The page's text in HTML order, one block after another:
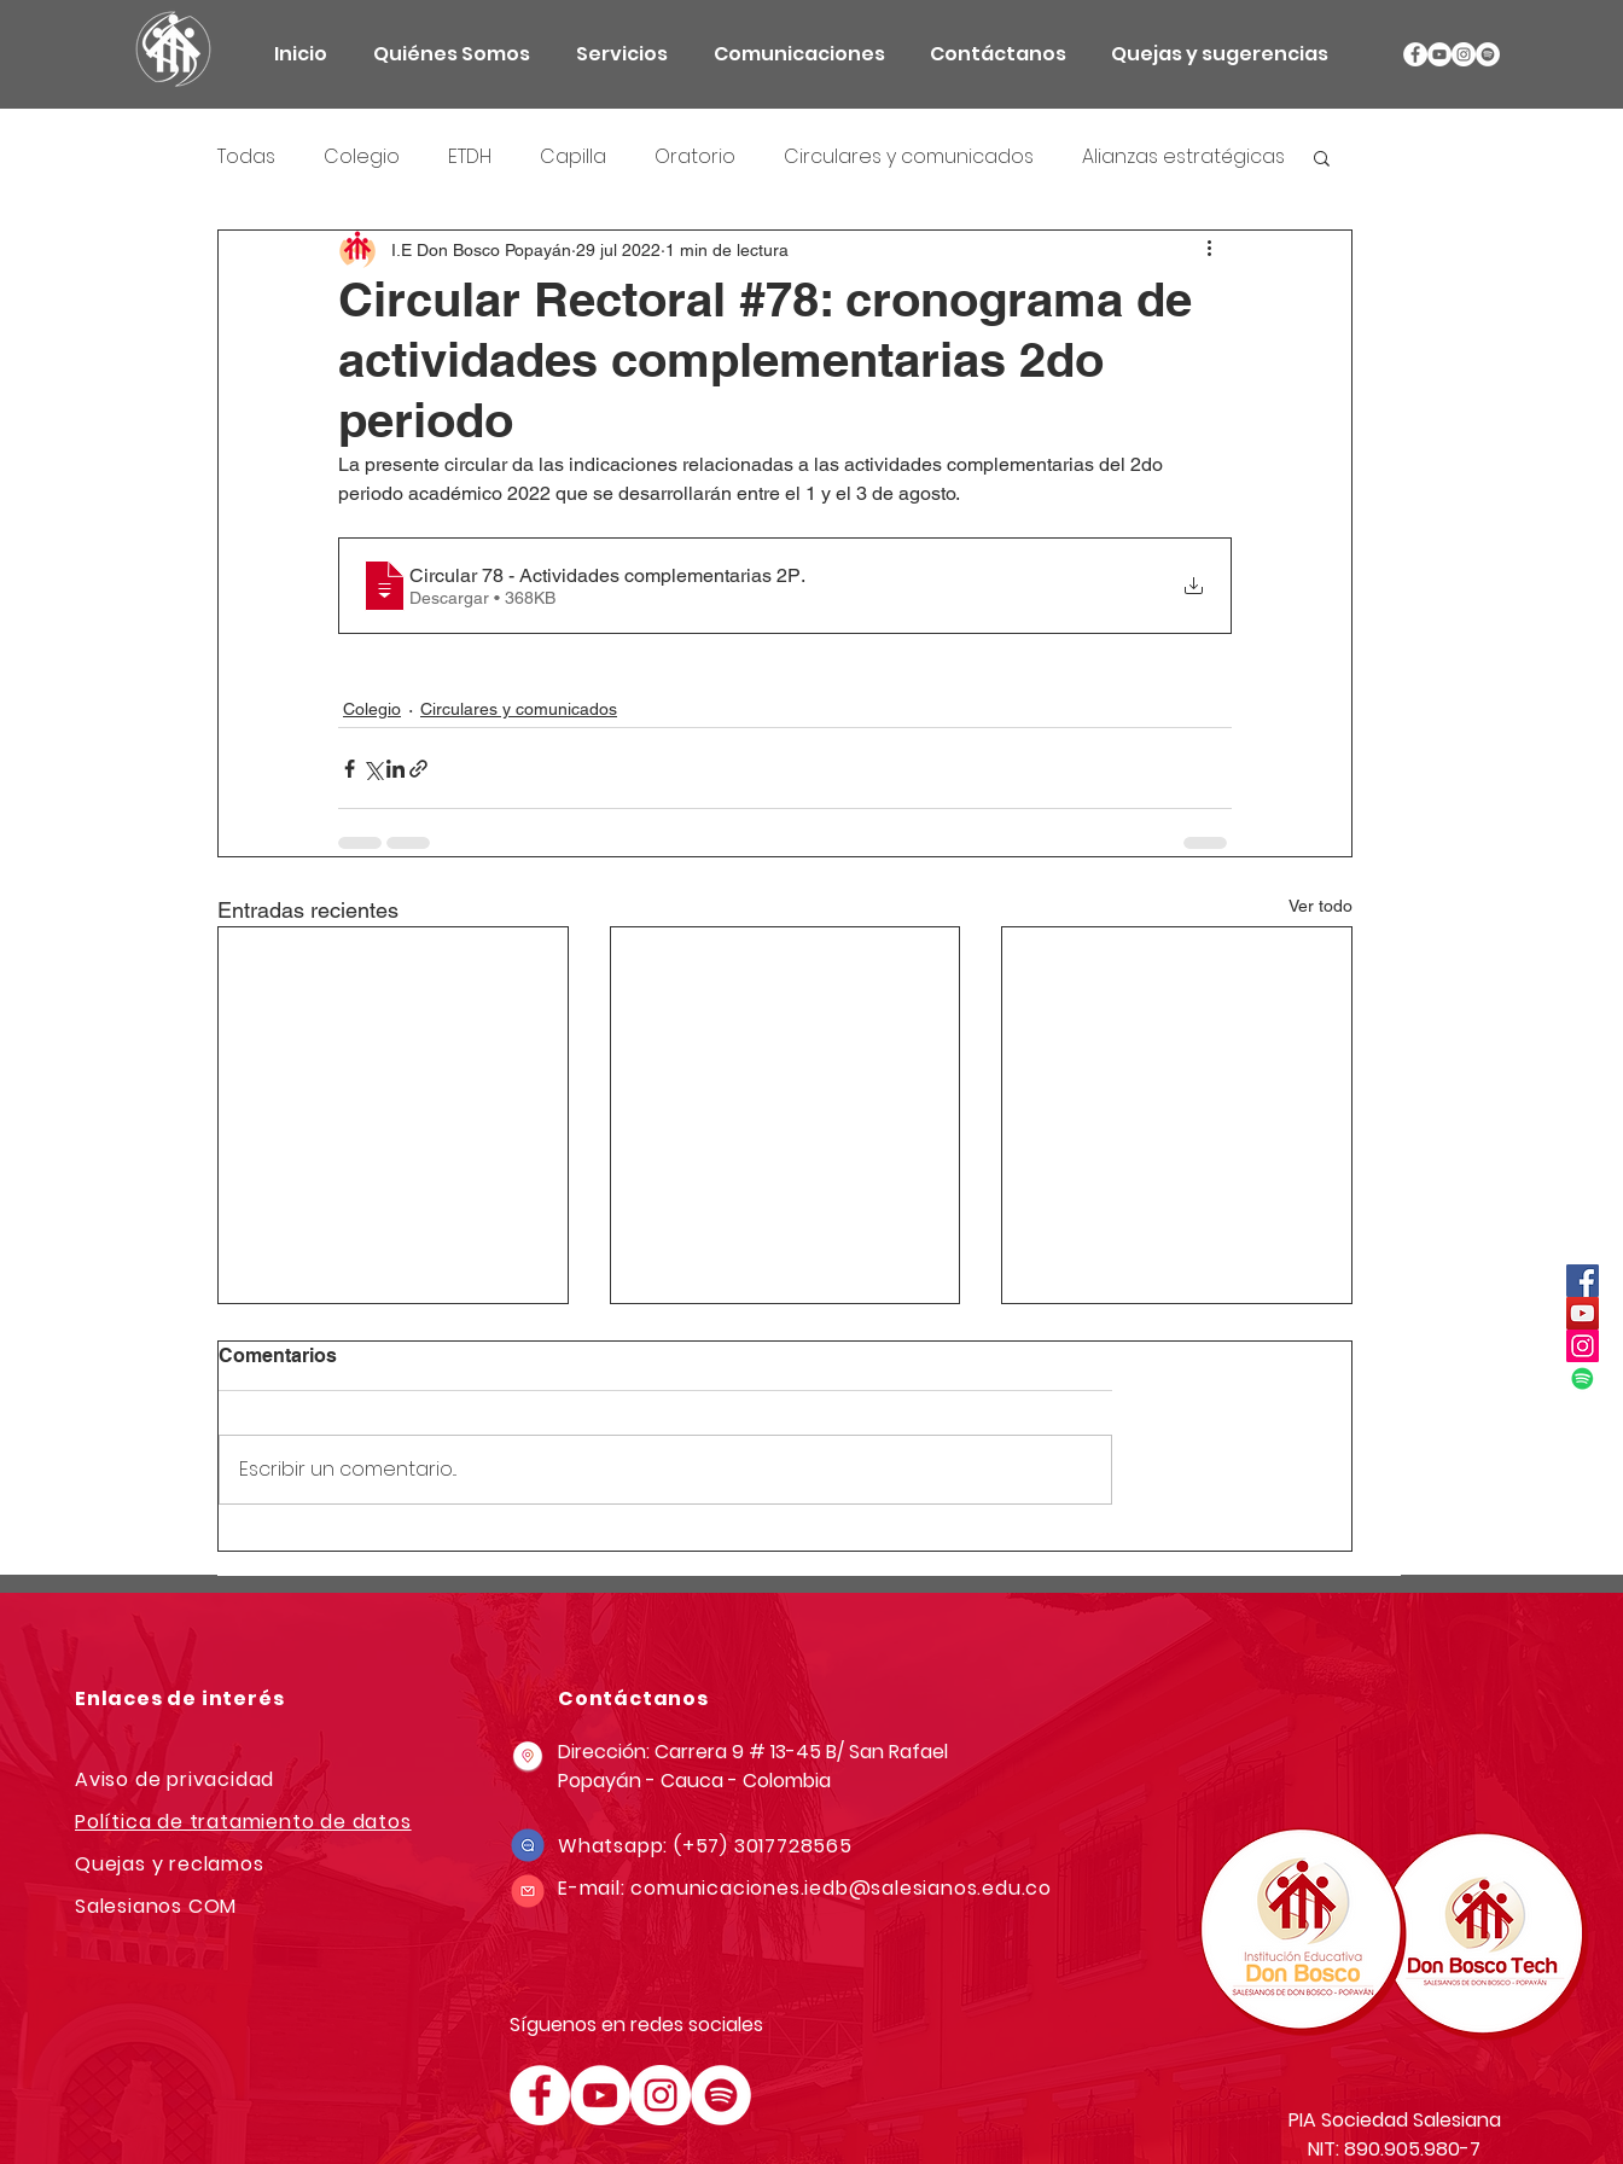
Inicio Quiénes Somos Servicios Comunicaciones Contáctanos Quejas y sugerencias
Todas Colegio ETDH Capilla Oratorio Circulares y comunicados Alianzas estratégicas
Responsabilidad Social
Circular Rectoral #78: cronograma de
actividades complementarias 2do
periodo
I.E Don Bosco Popayán 29 jul 2022 1 min de lectura
La presente circular da las indicaciones relacionadas a las actividades complementarias del 2do
periodo académico 2022 que se desarrollarán entre el 1 y el 3 de agosto.
Circular 78 - Actividades complementarias 2P.
Descargar • 368KB
Colegio Circulares y comunicados
Entradas recientes Ver todo
escolar
secundaria junio 12 de 2026
simulacro pruebas saber
Comentarios
Escribir un comentario...
Enlaces de interés Contáctanos
Aviso de privacidad
Política de tratamiento de datos
Quejas y reclamos
Salesianos COM
Dirección: Carrera 9 # 13-45 B/ San Rafael
Popayán - Cauca - Colombia
Whatsapp:(+57) 3017728565
E-mail:comunicaciones.iedb@salesianos.edu.co
Síguenos en redes sociales
PIA Sociedad Salesiana
NIT: 890.905.980-7